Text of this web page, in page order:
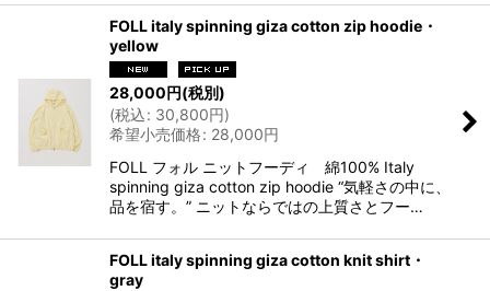
FOLL italy spinning giza cotton zip hoodie・
yellow
28,000円(税別)
(税込: 30,800円)
希望小売価格: 28,000円
FOLL フォル ニットフーディ 綿100% Italy
spinning giza cotton zip hoodie “気軽さの中に、
品を宿す。” ニットならではの上質さとフー…
FOLL italy spinning giza cotton knit shirt・
gray